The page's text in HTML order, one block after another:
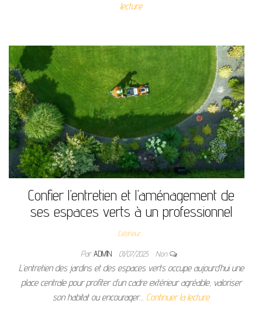
lecture
Confier l’entretien et l’aménagement de
ses espaces verts à un professionnel
Extérieur
ParADMIN 01/07/2025 Non
L’entretien des jardins et des espaces verts occupe aujourd’hui une
place centrale pour profiter d’un cadre extérieur agréable, valoriser
son habitat ou encourager… Continuer la lecture